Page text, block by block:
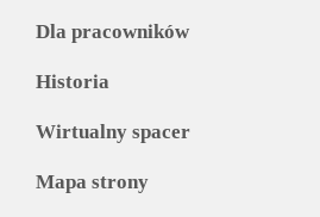
Dla pracowników
Historia
Wirtualny spacer
Mapa strony